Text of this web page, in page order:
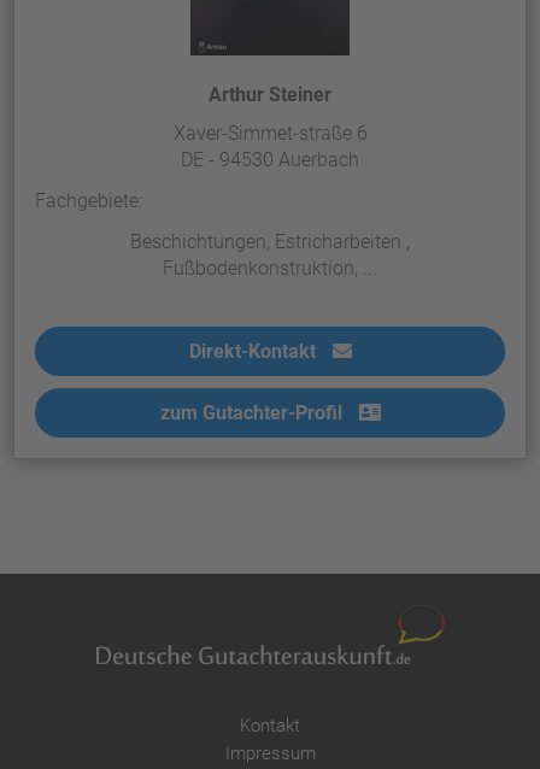
Arthur Steiner
Xaver-Simmet-straße 6
DE - 94530 Auerbach
Fachgebiete:
Beschichtungen, Estricharbeiten ,
Fußbodenkonstruktion, ...
Direkt-Kontakt
zum Gutachter-Profil
Kontakt
Impressum